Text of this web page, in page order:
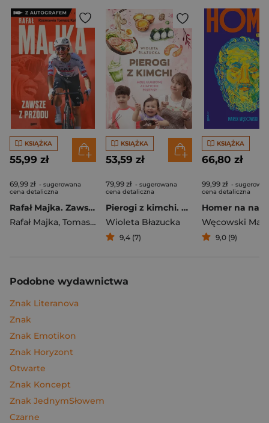
KSIĄŻKA
55,99 zł
69,99 zł - sugerowana
cena detaliczna
Rafał Majka. Zawsze z przodu. Rozmawia Tomasz Kalemba - książka z autografem
Rafał Majka, Tomasz Kalemba
KSIĄŻKA
53,59 zł
79,99 zł - sugerowana
cena detaliczna
Pierogi z kimchi. Moje ulubione azjatyckie przepisy
Wioleta Błazucka
9,4 (7)
KSIĄŻKA
66,80 zł
99,99 zł -
cena detaliczna
Węcowski
9,0 (9)
Podobne wydawnictwa
Znak Literanova
Znak
Znak Emotikon
Znak Horyzont
Otwarte
Znak Koncept
Znak JednymSłowem
Czarne